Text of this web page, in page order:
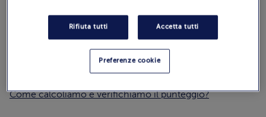
5.0 / 5 Guarda
Come calcoliamo e verifichiamo il punteggio?
Rifiuta tutti Accetta tutti
Preferenze cookie